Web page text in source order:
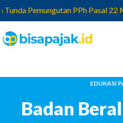
Pemungutan PPh Pasal 22
EDUKASI
Badan